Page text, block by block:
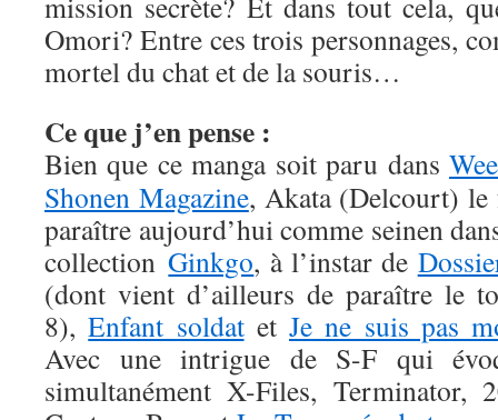
Omori? Entre ces trois personnages,
mortel du chat et de la souris…
Ce que j’en pense :
Bien que ce manga soit paru dans
Shonen Magazine, Akata (Delcourt) le
paraître aujourd’hui comme seinen
collectionGinkgo, à l’instar de
(dont vient d’ailleurs de paraître le
8),Enfant soldatet Je ne suis pas
Avec une intrigue de S-F qui
simultanément X-Files, Terminator,